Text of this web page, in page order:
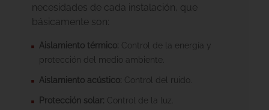
necesidades de cada instalación, que
básicamente son:
Aislamiento térmico: Control de la energía y
protección del medio ambiente.
Aislamiento acústico: Control del ruido.
Protección solar: Control de la luz.